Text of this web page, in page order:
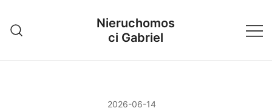
treści
Nieruchomos
ci Gabriel
2026-06-14